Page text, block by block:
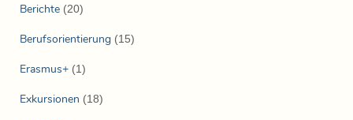
Berichte (20)
Berufsorientierung (15)
Erasmus+ (1)
Exkursionen (18)